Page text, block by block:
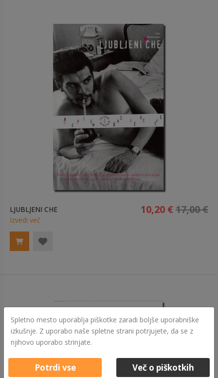
LJUBLJENI CHE 10,20 € 17,00 €
Izvedi več
Spletno mesto uporablja piškotke zaradi boljše uporabniške
izkušnje. Z uporabo naše spletne strani potrjujete, da se z
njihovo uporabo strinjate.
Potrdi vse Več o piškotkih